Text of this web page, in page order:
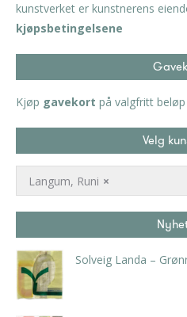
kunstverket er kunstnerens
kjøpsbetingelsene
Kjøp gavekort på valgfritt
Velg
×
Langum, Runi
Solveig Landa –